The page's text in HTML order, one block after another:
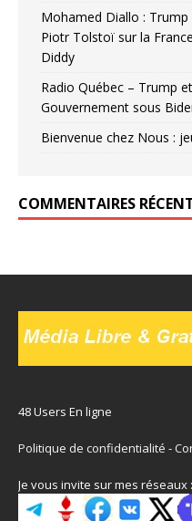
Mohamed Diallo :
Piotr Tolstoï sur la
Diddy
Radio Québec – Trump
Gouvernement sous
Bienvenue chez Nous :
COMMENTAIRES
48 Users En ligne
Politique de confidentialité -
Je vous invite sur mes réseaux :